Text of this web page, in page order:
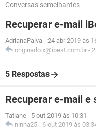
Conversas semelhantes
Recuperar e-mail
AdrianaPaiva - 24 abr 2019 às
originado.x@ibest.com.br -
5 Respostas
Recuperar e-mail e
Tatiane - 5 out 2019 às 10:31
ninha25 - 6 out 2019 às